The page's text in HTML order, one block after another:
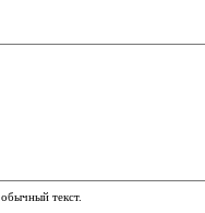
текст.